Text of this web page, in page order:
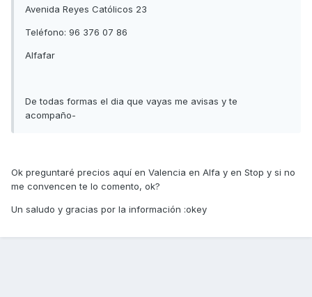
Avenida Reyes Católicos 23
Teléfono: 96 376 07 86
Alfafar
De todas formas el dia que vayas me avisas y te
acompaño-
Ok preguntaré precios aquí en Valencia en Alfa y en Stop y si no
me convencen te lo comento, ok?
Un saludo y gracias por la información :okey